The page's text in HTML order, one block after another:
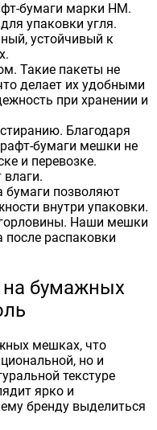
бумаги марки НМ.
упаковки угля.
устойчивый к
Такие пакеты не
делает их удобными
при хранении и
Благодаря
бумаги мешки не
и перевозке.
бумаги позволяют
внутри упаковки.
Наши мешки
распаковки
на бумажных
мешках, что
но и
текстуре
ярко и
бренду выделиться